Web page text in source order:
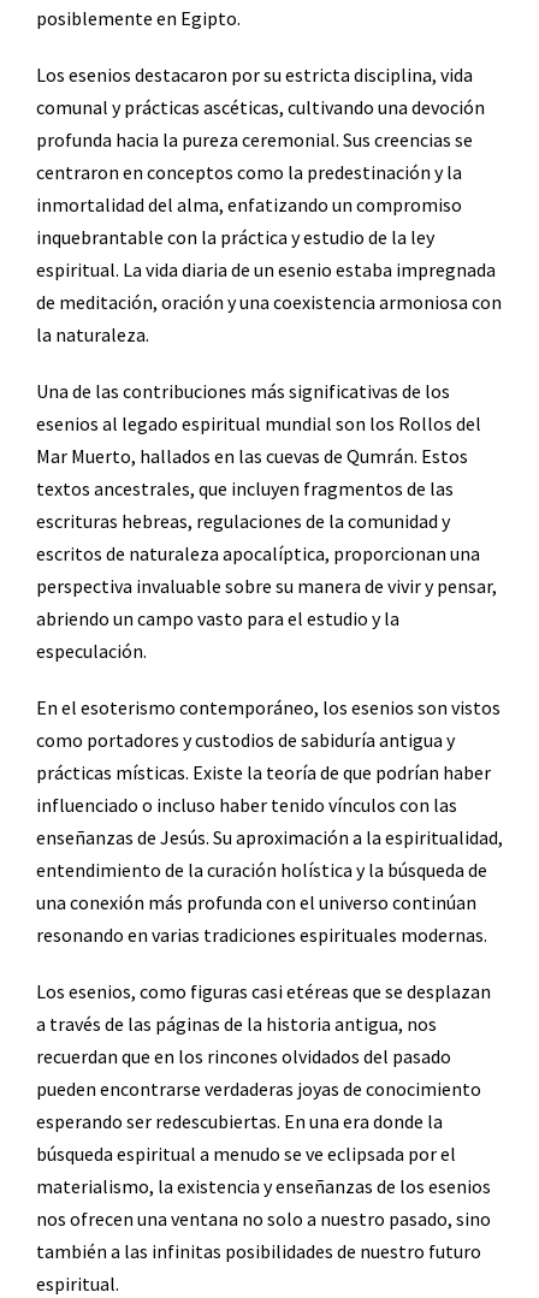
posiblemente en Egipto.
Los esenios destacaron por su estricta disciplina, vida
comunal y prácticas ascéticas, cultivando una devoción
profunda hacia la pureza ceremonial. Sus creencias se
centraron en conceptos como la predestinación y la
inmortalidad del alma, enfatizando un compromiso
inquebrantable con la práctica y estudio de la ley
espiritual. La vida diaria de un esenio estaba impregnada
de meditación, oración y una coexistencia armoniosa con
la naturaleza.
Una de las contribuciones más significativas de los
esenios al legado espiritual mundial son los Rollos del
Mar Muerto, hallados en las cuevas de Qumrán. Estos
textos ancestrales, que incluyen fragmentos de las
escrituras hebreas, regulaciones de la comunidad y
escritos de naturaleza apocalíptica, proporcionan una
perspectiva invaluable sobre su manera de vivir y pensar,
abriendo un campo vasto para el estudio y la
especulación.
En el esoterismo contemporáneo, los esenios son vistos
como portadores y custodios de sabiduría antigua y
prácticas místicas. Existe la teoría de que podrían haber
influenciado o incluso haber tenido vínculos con las
enseñanzas de Jesús. Su aproximación a la espiritualidad,
entendimiento de la curación holística y la búsqueda de
una conexión más profunda con el universo continúan
resonando en varias tradiciones espirituales modernas.
Los esenios, como figuras casi etéreas que se desplazan
a través de las páginas de la historia antigua, nos
recuerdan que en los rincones olvidados del pasado
pueden encontrarse verdaderas joyas de conocimiento
esperando ser redescubiertas. En una era donde la
búsqueda espiritual a menudo se ve eclipsada por el
materialismo, la existencia y enseñanzas de los esenios
nos ofrecen una ventana no solo a nuestro pasado, sino
también a las infinitas posibilidades de nuestro futuro
espiritual.